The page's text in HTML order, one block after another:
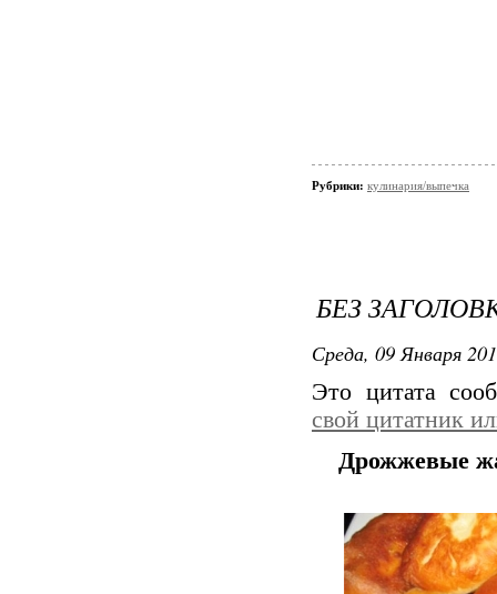
Рубрики: кулинария/выпечка
БЕЗ
Среда, 09 Января
Это цитата
свой цитатник
Дрожжевые